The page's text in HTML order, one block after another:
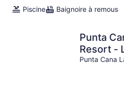
Piscine
Baignoire à remous
Punta
Resort - Luxury 5stars 2
Large
Punta Cana